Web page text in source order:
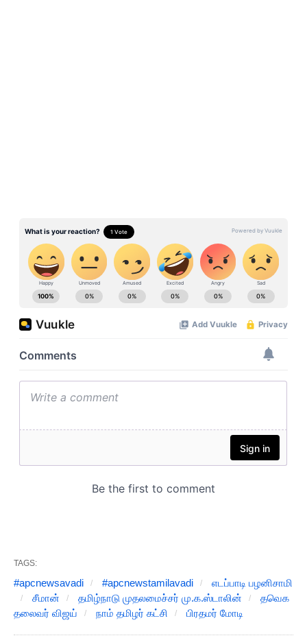
TAGS:
#apcnewsavadi #apcnewstamilavadi
எடப்பாடி பழனிசாமி
சீமான்
தமிழ்நாடு முதலமைச்சர் மு.க.ஸ்டாலின்
தவெக
தலைவர் விஜய்
நாம் தமிழர் கட்சி பிரதமர் மோடி